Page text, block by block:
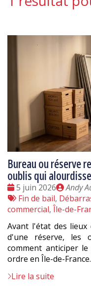
Bureau ou réserve
oublis qui
Date
:
5 juin 2026
Publié
par
Andy
Tags
:
Fin de bail,
commercial, Île-de-
Avant l'état des
d'une réserve, les
comment anticiper
ordre en Île-de-France.
Lire la suite